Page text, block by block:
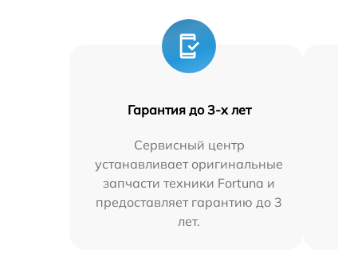
Гарантия до 3-х лет
Сервисный центр
устанавливает оригинальные
запчасти техники Fortuna и
предоставляет гарантию до 3
лет.